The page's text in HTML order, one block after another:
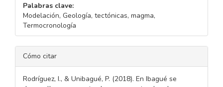
Palabras clave:
Modelación, Geología, tectónicas, magma,
Termocronología
DETALLES
DEL
ARTÍCULO
Cómo citar
Rodríguez, I., & Unibagué, P. (2018). En Ibagué se